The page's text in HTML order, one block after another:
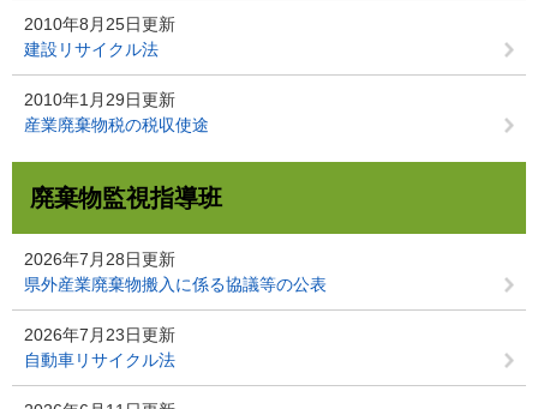
2010年8月25日更新
建設リサイクル法
2010年1月29日更新
産業廃棄物税の税収使途
廃棄物監視指導班
2026年7月28日更新
県外産業廃棄物搬入に係る協議等の公表
2026年7月23日更新
自動車リサイクル法